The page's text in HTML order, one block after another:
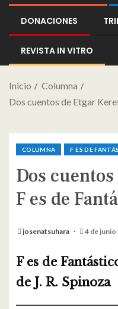
DONACIONES
REVISTA IN VITRO
Inicio
Columna
Dos cuentos de Etgar
COLUMNA F ES DE
Dos cuentos
F es de
josenatsuhara 4 de junio
F es de
de J. R. Spinoza